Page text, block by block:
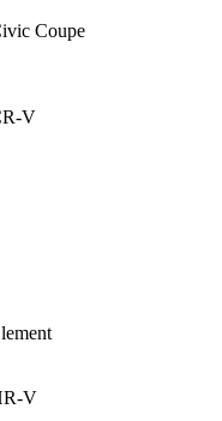
Coupe
V
V